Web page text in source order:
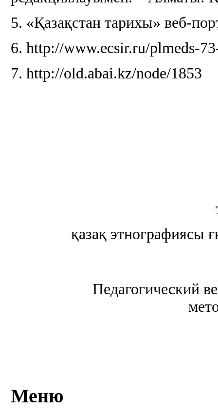
5. «Қазақстан тарихы» веб-
6. http://www.ecsir.ru/plmeds-
7. http://old.abai.kz/node/1853
қазақ этнографиясы
Педагогический
Меню